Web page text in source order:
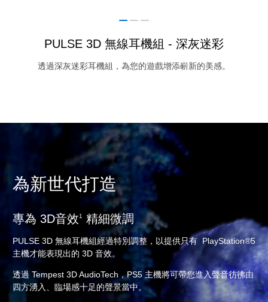
PULSE 3D 無線耳機組 - 深灰迷彩
透過深灰迷彩耳機組，為您的遊戲增添嶄新的美感。
為新世代打造
專為 3D音效1 精細微調
PULSE 3D 無線耳機組經過特別調整，以提供只有 PlayStation®5
主機才能表現出的 3D 音效。
透過 Tempest 3D AudioTech，PS5 主機將可帶您進入聲音彷彿由
四方湧入、臨場感十足的聲景當中。